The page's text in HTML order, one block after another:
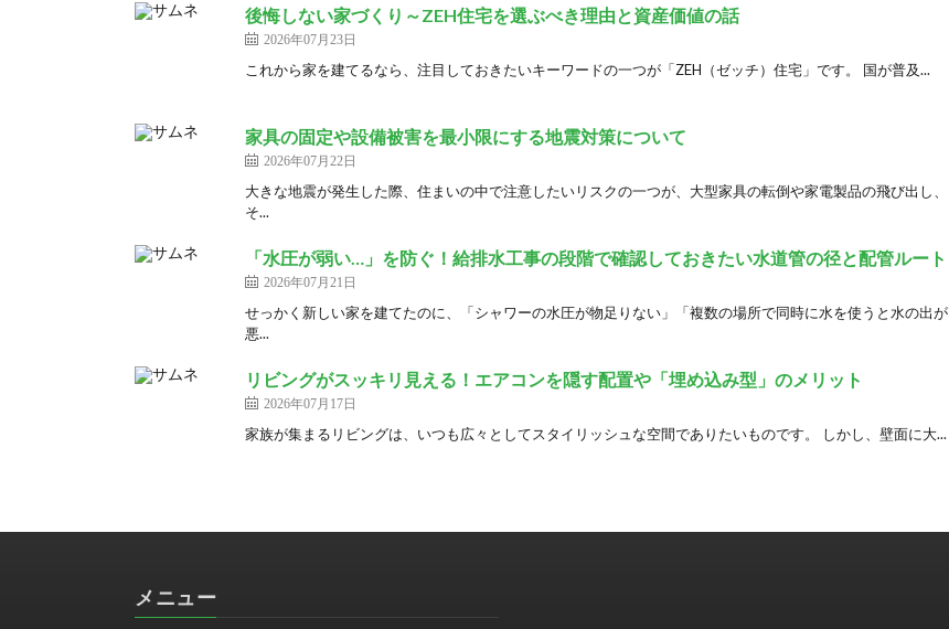
後悔しない家づくり～ZEH住宅を選ぶべき理由と資産価値の話
2026年07月23日
これから家を建てるなら、注目しておきたいキーワードの一つが「ZEH（ゼッチ）住宅」です。 国が普及...
家具の固定や設備被害を最小限にする地震対策について
2026年07月22日
大きな地震が発生した際、住まいの中で注意したいリスクの一つが、大型家具の転倒や家電製品の飛び出し、
そ...
「水圧が弱い…」を防ぐ！給排水工事の段階で確認しておきたい水道管の径と配管ルート
2026年07月21日
せっかく新しい家を建てたのに、「シャワーの水圧が物足りない」「複数の場所で同時に水を使うと水の出が
悪...
リビングがスッキリ見える！エアコンを隠す配置や「埋め込み型」のメリット
2026年07月17日
家族が集まるリビングは、いつも広々としてスタイリッシュな空間でありたいものです。 しかし、壁面に大...
メニュー